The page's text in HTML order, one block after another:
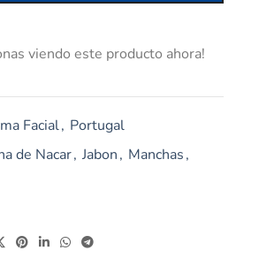
viendo este producto ahora!
Facial, Portugal
de Nacar, Jabon, Manchas,